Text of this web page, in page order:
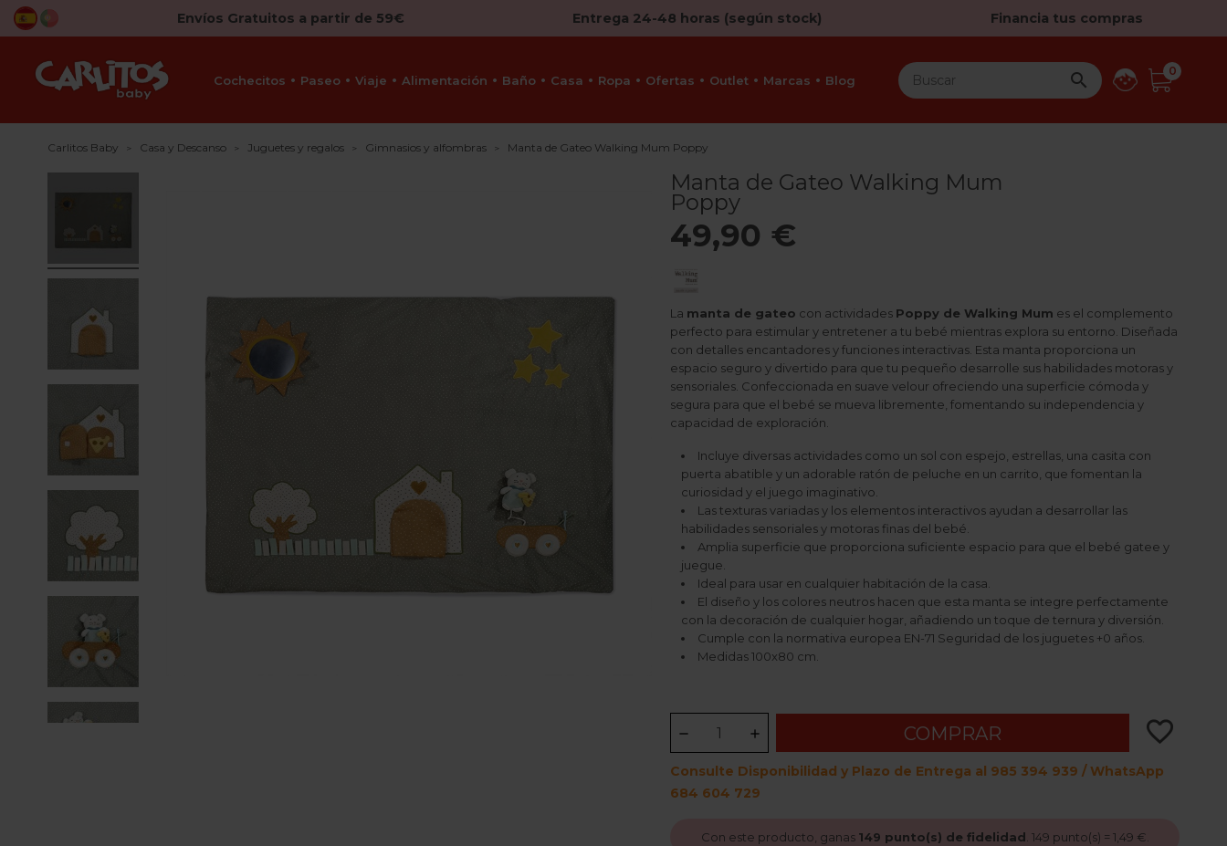
Envíos Gratuitos a partir de 59€ Entrega 24-48 horas (según stock) Financia tus compras
Cochecitos Paseo Viaje Alimentación Baño Casa Ropa Ofertas Outlet Marcas Blog  0
Carlitos Baby Casa y Descanso Juguetes y regalos Gimnasios y alfombras Manta de Gateo Walking Mum Poppy
Manta de Gateo Walking Mum
Poppy
49,90 €
La manta de gateo con actividades Poppy de Walking Mum es el complemento
perfecto para estimular y entretener a tu bebé mientras explora su entorno. Diseñada
con detalles encantadores y funciones interactivas. Esta manta proporciona un
espacio seguro y divertido para que tu pequeño desarrolle sus habilidades motoras y
sensoriales. Confeccionada en suave velour ofreciendo una superficie cómoda y
segura para que el bebé se mueva libremente, fomentando su independencia y
capacidad de exploración.
Incluye diversas actividades como un sol con espejo, estrellas, una casita con
puerta abatible y un adorable ratón de peluche en un carrito, que fomentan la
curiosidad y el juego imaginativo.
Las texturas variadas y los elementos interactivos ayudan a desarrollar las
habilidades sensoriales y motoras finas del bebé.
Amplia superficie que proporciona suficiente espacio para que el bebé gatee y
juegue.
Ideal para usar en cualquier habitación de la casa.
El diseño y los colores neutros hacen que esta manta se integre perfectamente
con la decoración de cualquier hogar, añadiendo un toque de ternura y diversión.
Cumple con la normativa europea EN-71 Seguridad de los juguetes +0 años.
Medidas 100x80 cm.
COMPRAR favorite_border
Consulte Disponibilidad y Plazo de Entrega al 985 394 939 / WhatsApp
684 604 729
Con este producto, ganas 149 punto(s) de fidelidad 149 punto(s) = 1,49 €